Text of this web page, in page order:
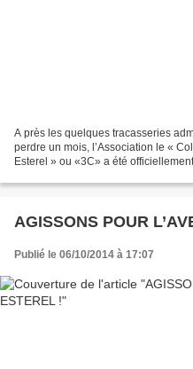
A près les quelques tracasseries
perdre un mois, l’Association le «
Esterel » ou «3C» a été
AGISSONS POUR
Publié le 06/10/2014 à 17:07